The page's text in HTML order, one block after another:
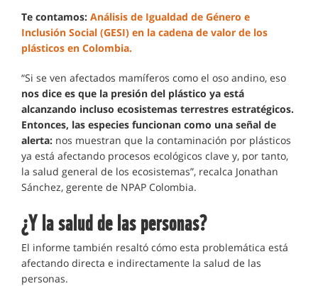
Te contamos: Análisis de Igualdad de Género e
Inclusión Social (GESI) en la cadena de valor de los
plásticos en Colombia.
“Si se ven afectados mamíferos como el oso andino, eso
nos dice es que la presión del plástico ya está
alcanzando incluso ecosistemas terrestres estratégicos.
Entonces, las especies funcionan como una señal de
alerta: nos muestran que la contaminación por plásticos
ya está afectando procesos ecológicos clave y, por tanto,
la salud general de los ecosistemas”, recalca Jonathan
Sánchez, gerente de NPAP Colombia.
¿Y la salud de las personas?
El informe también resaltó cómo esta problemática está
afectando directa e indirectamente la salud de las
personas.